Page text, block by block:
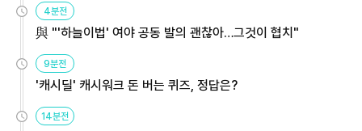
4분전
與 "'하늘이법' 여야 공동 발의 괜찮아…그것이 협치"
9분전
'캐시딜' 캐시워크 돈 버는 퀴즈, 정답은?
14분전